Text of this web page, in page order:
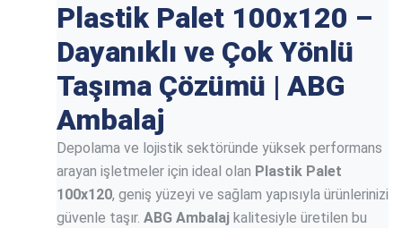
Plastik Palet 100x120 –
Dayanıklı ve Çok Yönlü
Taşıma Çözümü | ABG
Ambalaj
Depolama ve lojistik sektöründe yüksek performans
arayan işletmeler için ideal olan Plastik Palet
100x120, geniş yüzeyi ve sağlam yapısıyla ürünlerinizi
güvenle taşır. ABG Ambalaj kalitesiyle üretilen bu